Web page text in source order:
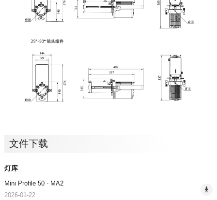
文件下载
灯库
Mini Profile 50 - MA2
2026-01-22